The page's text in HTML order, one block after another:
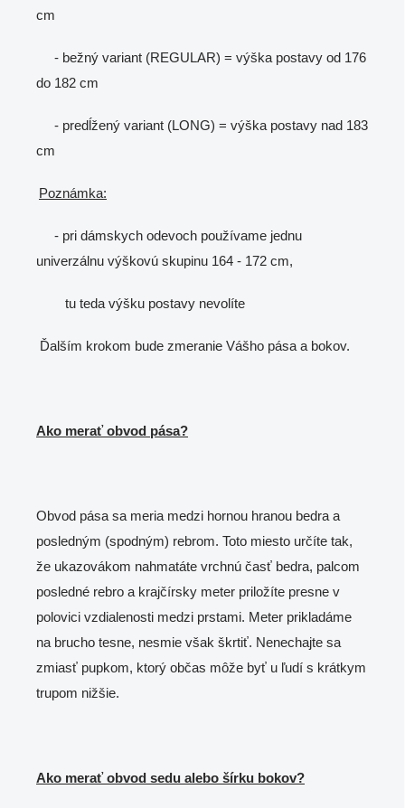
cm
- bežný variant (REGULAR) = výška postavy od 176
do 182 cm
- predĺžený variant (LONG) = výška postavy nad 183
cm
Poznámka:
- pri dámskych odevoch používame jednu
univerzálnu výškovú skupinu 164 - 172 cm,
tu teda výšku postavy nevolíte
Ďalším krokom bude zmeranie Vášho pása a bokov.
Ako merať obvod pása?
Obvod pása sa meria medzi hornou hranou bedra a
posledným (spodným) rebrom. Toto miesto určíte tak,
že ukazovákom nahmatáte vrchnú časť bedra, palcom
posledné rebro a krajčírsky meter priložíte presne v
polovici vzdialenosti medzi prstami. Meter prikladáme
na brucho tesne, nesmie však škrtiť. Nenechajte sa
zmiasť pupkom, ktorý občas môže byť u ľudí s krátkym
trupom nižšie.
Ako merať obvod sedu alebo šírku bokov?